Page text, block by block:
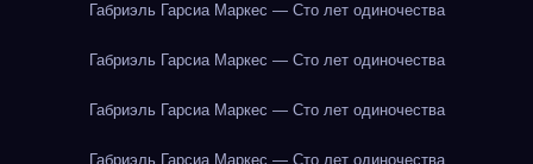
Габриэль Гарсиа Маркес — Сто лет одиночества
Габриэль Гарсиа Маркес — Сто лет одиночества
Габриэль Гарсиа Маркес — Сто лет одиночества
Габриэль Гарсиа Маркес — Сто лет одиночества